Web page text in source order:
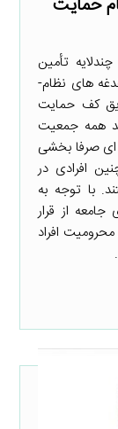
حمایت
تأمین
اجتماعی چیستی و چرایی یکی از مهم­ترین دغدغه­ های نظام­
کف حمایت
همه جمعیت
صرفا بخشی
افرادی در
با توجه به
از قرار
افراد